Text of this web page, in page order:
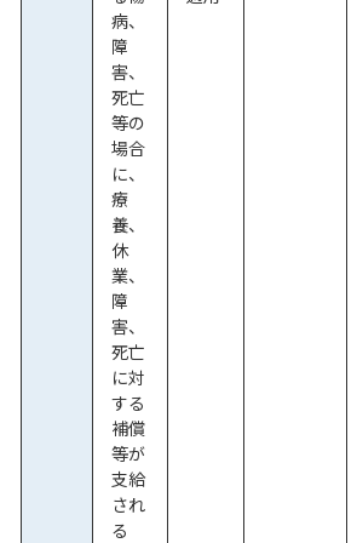
病、
障
害、
死亡
等の
場合
に、
療
養、
休
業、
障
害、
死亡
に対
する
補償
等が
支給
され
る